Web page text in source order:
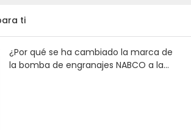
ti
¿Por qué se ha cambiado la marca de
la bomba de engranajes NABCO a la